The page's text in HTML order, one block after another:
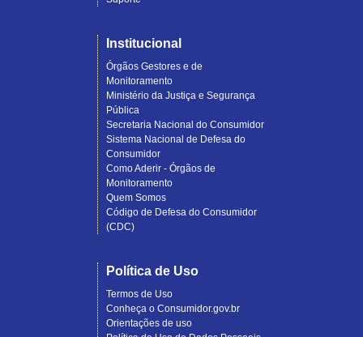
Institucional
Órgãos Gestores e de
Monitoramento
Ministério da Justiça e Segurança
Pública
Secretaria Nacional do Consumidor
Sistema Nacional de Defesa do
Consumidor
Como Aderir - Órgãos de
Monitoramento
Quem Somos
Código de Defesa do Consumidor
(CDC)
Política de Uso
Termos de Uso
Conheça o Consumidor.gov.br
Orientações de uso